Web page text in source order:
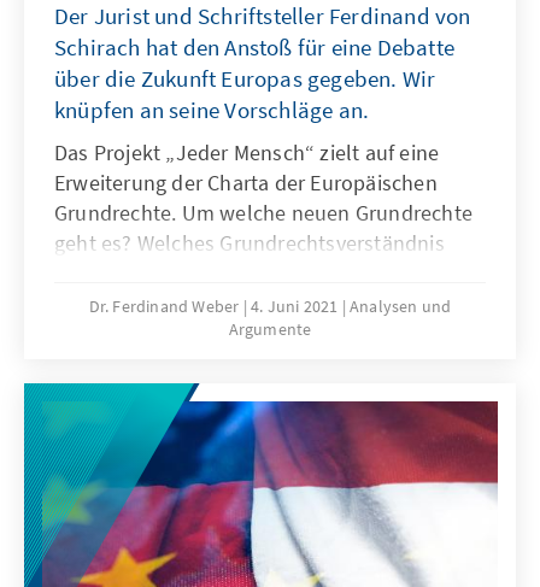
Der Jurist und Schriftsteller Ferdinand von
Schirach hat den Anstoß für eine Debatte
über die Zukunft Europas gegeben. Wir
knüpfen an seine Vorschläge an.
Das Projekt „Jeder Mensch“ zielt auf eine
Erweiterung der Charta der Europäischen
Grundrechte. Um welche neuen Grundrechte
geht es? Welches Grundrechtsverständnis
und Bürger in den europäischen
Mitgliedstaaten mobilisiert werden sollen,
nur schwer zu erfüllen sind? Auf diese und
weitere Fragen gibt der Autor Ferdinand
Weber Antworten und liefert eine
europarechtliche sowie europapolitische
Einordnung.
Dr. Ferdinand Weber 4. Juni 2021
Analysen und
Argumente